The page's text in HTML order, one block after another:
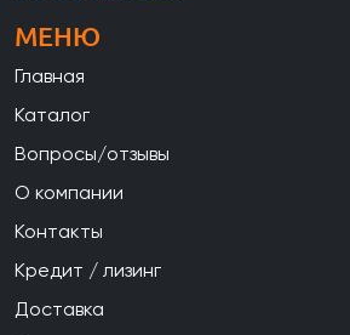
МЕНЮ
Главная
Каталог
Вопросы/отзывы
О компании
Контакты
Кредит / лизинг
Доставка